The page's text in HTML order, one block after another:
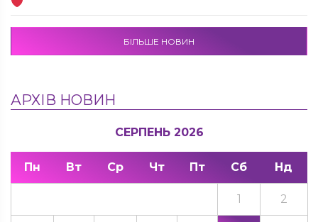
БІЛЬШЕ НОВИН
АРХІВ НОВИН
СЕРПЕНЬ 2026
Пн Вт Ср Чт Пт Сб Нд
1 2